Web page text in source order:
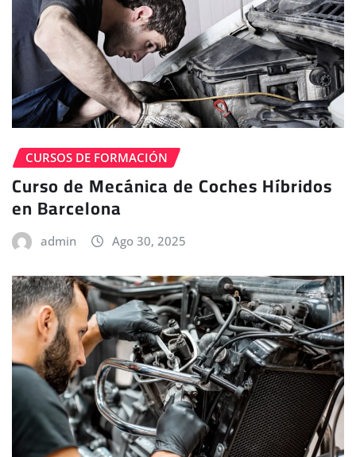
CURSOS DE FORMACIÓN
Curso de Mecánica de Coches Híbridos
en Barcelona
admin Ago 30, 2025